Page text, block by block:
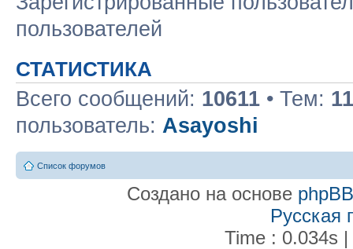
пользователей
СТАТИСТИКА
Всего сообщений: 10611 • Тем:
пользователь: Asayoshi
Список форумов
Создано на основе phpBB
Русская
Time : 0.034s